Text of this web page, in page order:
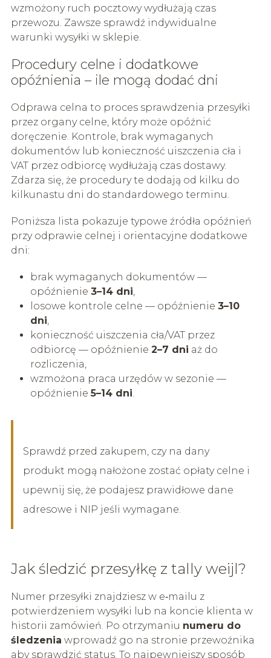
wzmożony ruch pocztowy wydłużają czas
przewozu. Zawsze sprawdź indywidualne
warunki wysyłki w sklepie.
Procedury celne i dodatkowe
opóźnienia – ile mogą dodać dni
Odprawa celna to proces sprawdzenia przesyłki
przez organy celne, który może opóźnić
doręczenie. Kontrole, brak wymaganych
dokumentów lub konieczność uiszczenia cła i
VAT przez odbiorcę wydłużają czas dostawy.
Zdarza się, że procedury te dodają od kilku do
kilkunastu dni do standardowego terminu.
Poniższa lista pokazuje typowe źródła opóźnień
przy odprawie celnej i orientacyjne dodatkowe
dni:
brak wymaganych dokumentów —
opóźnienie 3–14 dni,
losowe kontrole celne — opóźnienie 3–10
dni,
konieczność uiszczenia cła/VAT przez
odbiorcę — opóźnienie 2–7 dni aż do
rozliczenia,
wzmożona praca urzędów w sezonie —
opóźnienie5–14 dni.
Sprawdź przed zakupem, czy na dany
produkt mogą nałożone zostać opłaty celne i
upewnij się, że podajesz prawidłowe dane
adresowe i NIP jeśli wymagane.
Jak śledzić przesyłkę z tally weijl?
Numer przesyłki znajdziesz w e‑mailu z
potwierdzeniem wysyłki lub na koncie klienta w
historii zamówień. Po otrzymaniu numeru do
śledzenia wprowadź go na stronie przewoźnika
aby sprawdzić status. To najpewniejszy sposób